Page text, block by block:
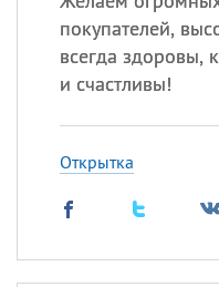
покупателей,
всегда здоровы,
и счастливы!
Открытка